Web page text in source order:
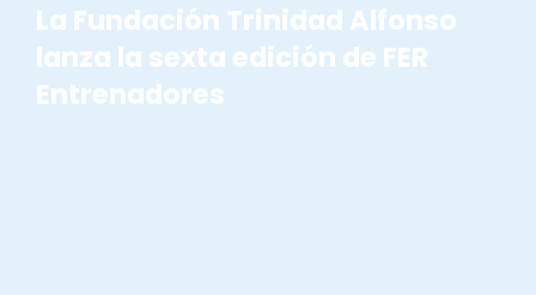
La Fundación Trinidad Alfonso
lanza la sexta edición de FER
Entrenadores